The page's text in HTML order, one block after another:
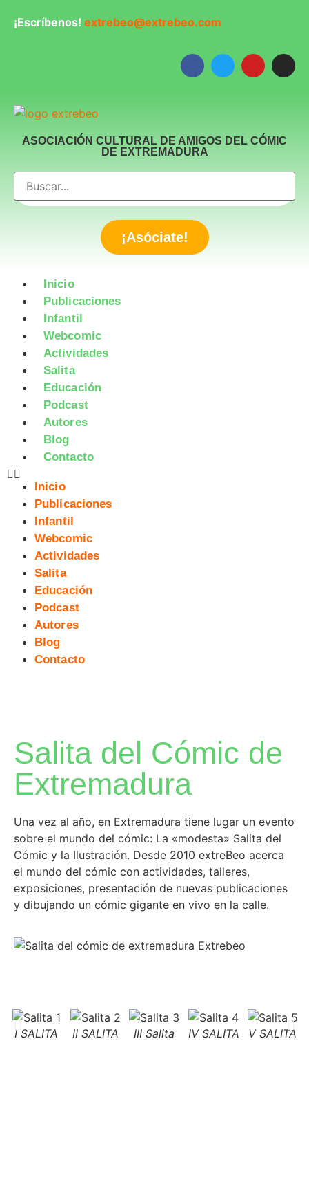
¡Escríbenos! extrebeo@extrebeo.com
ASOCIACIÓN CULTURAL DE AMIGOS DEL CÓMIC
DE EXTREMADURA
¡Asóciate!
Inicio
Publicaciones
Infantil
Webcomic
Actividades
Salita
Educación
Podcast
Autores
Blog
Contacto
Inicio
Publicaciones
Infantil
Webcomic
Actividades
Salita
Educación
Podcast
Autores
Blog
Contacto
Salita del Cómic de
Extremadura
Una vez al año, en Extremadura tiene lugar un evento
sobre el mundo del cómic: La «modesta» Salita del
Cómic y la Ilustración. Desde 2010 extreBeo acerca
el mundo del cómic con actividades, talleres,
exposiciones, presentación de nuevas publicaciones
y dibujando un cómic gigante en vivo en la calle.
I SALITA II SALITA III Salita IV SALITA V SALITA